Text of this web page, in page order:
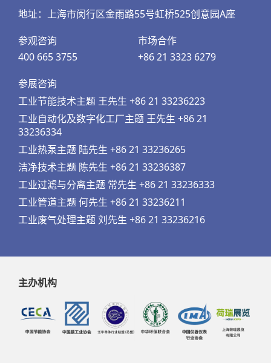
地址：上海市闵行区金雨路55号虹桥525创意园A座
参观咨询
400 665 3755
市场合作
+86 21 3323 6279
参展咨询
工业节能技术主题 王先生 +86 21 33236223
工业自动化及数字化工厂主题 王先生 +86 21
33236334
工业热泵主题 陆先生 +86 21 33236265
洁净技术主题 陈先生 +86 21 33236387
工业过滤与分离主题 常先生 +86 21 33236333
工业管道主题 何先生 +86 21 33236211
工业废气处理主题 刘先生 +86 21 33236216
主办机构